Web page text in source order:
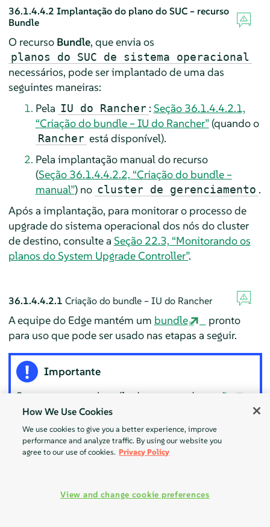
36.1.4.4.2 Implantação do plano do SUC – recurso
Bundle
O recurso Bundle, que envia os
planos do SUC de sistema operacional
necessários, pode ser implantado de uma das
seguintes maneiras:
Pela IU do Rancher : Seção 36.1.4.4.2.1,
“Criação do bundle – IU do Rancher”(quando o
Rancher está disponível).
Pela implantação manual do recurso
(Seção 36.1.4.4.2.2, “Criação do bundle –
manual”) no cluster de gerenciamento .
Após a implantação, para monitorar o processo de
upgrade do sistema operacional dos nós do cluster
de destino, consulte a Seção 22.3, “Monitorando os
planos do System Upgrade Controller”.
36.1.4.4.2.1 Criação do bundle – IU do Rancher
A equipe do Edge mantém um bundle
pronto
para uso que pode ser usado nas etapas a seguir.
Importante
Sempre use esse bundle de uma tag de
versão
válida do Edge.
Para criar um bundle pela IU do Rancher:
How We Use Cookies
We use cookies to give you a better experience, improve
performance and analyze traffic. By using our website you
agree to our use of cookies. Privacy Policy
View and change cookie preferences